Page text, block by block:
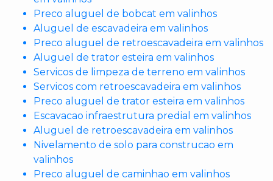
Preco aluguel de bobcat em valinhos
Aluguel de escavadeira em valinhos
Preco aluguel de retroescavadeira em valinhos
Aluguel de trator esteira em valinhos
Servicos de limpeza de terreno em valinhos
Servicos com retroescavadeira em valinhos
Preco aluguel de trator esteira em valinhos
Escavacao infraestrutura predial em valinhos
Aluguel de retroescavadeira em valinhos
Nivelamento de solo para construcao em
valinhos
Preco aluguel de caminhao em valinhos